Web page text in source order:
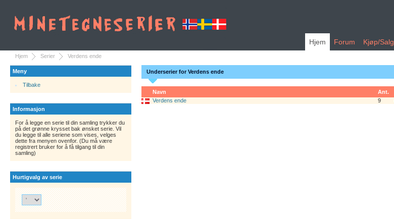
Hjem Forum Kjøp/Salg
Hjem Serier Verdens ende
Meny
Tilbake
Informasjon
For å legge en serie til din samling trykker du
på det grønne krysset bak ønsket serie. Vil
du legge til alle seriene som vises, velges
dette fra menyen ovenfor. (Du må være
registrert bruker for å få tilgang til din
samling)
Hurtigvalg av serie
Underserier for Verdens ende
Navn Ant.
Verdens ende
9